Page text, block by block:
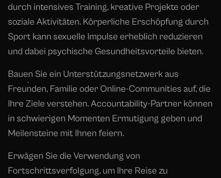
durch intensives Training, kreative Projekte oder
soziale Aktivitäten. Körperliche Erschöpfung durch
Sport kann sexuelle Impulse erheblich reduzieren
und dabei psychische Gesundheitsvorteile bieten.
Bauen Sie ein Unterstützungsnetzwerk aus
Freunden, Familie oder Online-Communities auf, die
Ihre Ziele verstehen. Accountability-Partner können
in schwierigen Momenten Ermutigung geben und
Meilensteine mit Ihnen feiern.
Erwägen Sie die Verwendung von
Fortschrittsverfolgung, um Ihre Reise zu